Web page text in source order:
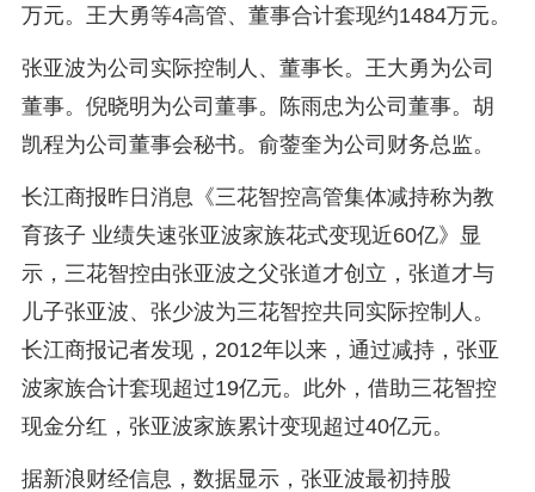
万元。王大勇等4高管、董事合计套现约1484万元。
张亚波为公司实际控制人、董事长。王大勇为公司
董事。倪晓明为公司董事。陈雨忠为公司董事。胡
凯程为公司董事会秘书。俞蓥奎为公司财务总监。
长江商报昨日消息《三花智控高管集体减持称为教
育孩子 业绩失速张亚波家族花式变现近60亿》显
示，三花智控由张亚波之父张道才创立，张道才与
儿子张亚波、张少波为三花智控共同实际控制人。
长江商报记者发现，2012年以来，通过减持，张亚
波家族合计套现超过19亿元。此外，借助三花智控
现金分红，张亚波家族累计变现超过40亿元。
据新浪财经信息，数据显示，张亚波最初持股